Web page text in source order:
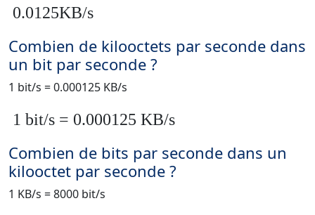
0.0125KB/s
Combien de kilooctets par seconde dans
un bit par seconde ?
1 bit/s = 0.000125 KB/s
1 bit/s = 0.000125 KB/s
Combien de bits par seconde dans un
kilooctet par seconde ?
1 KB/s = 8000 bit/s